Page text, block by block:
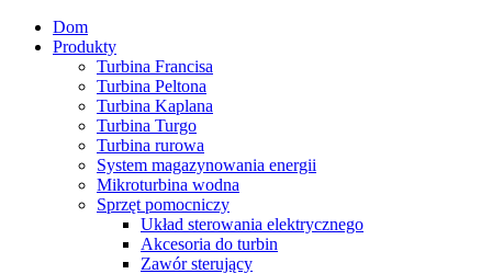
Dom
Produkty
Turbina Francisa
Turbina Peltona
Turbina Kaplana
Turbina Turgo
Turbina rurowa
System magazynowania energii
Mikroturbina wodna
Sprzęt pomocniczy
Układ sterowania elektrycznego
Akcesoria do turbin
Zawór sterujący